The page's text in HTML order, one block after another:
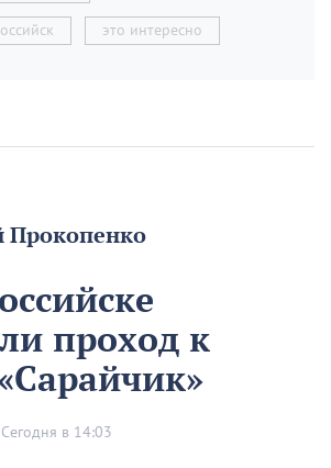
это интересно
Прокопенко
проход к
Сегодня в 14:03